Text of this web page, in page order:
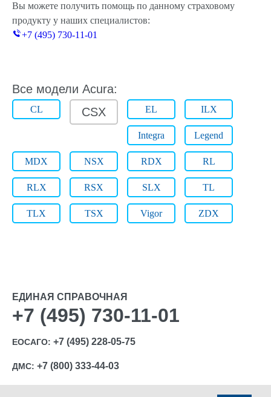
Вы можете получить помощь по данному страховому
продукту у наших специалистов:
+7 (495) 730-11-01
Все модели Acura:
CL CSX EL ILX
Integra Legend
MDX NSX RDX RL
RLX RSX SLX TL
TLX TSX Vigor ZDX
ЕДИНАЯ СПРАВОЧНАЯ
+7 (495) 730-11-01
ЕОСАГО: +7 (495) 228-05-75
ДМС: +7 (800) 333-44-03